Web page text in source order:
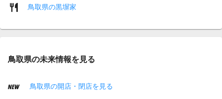
鳥取県の黒塀家
鳥取県の未来情報を見る
鳥取県の開店・閉店を見る